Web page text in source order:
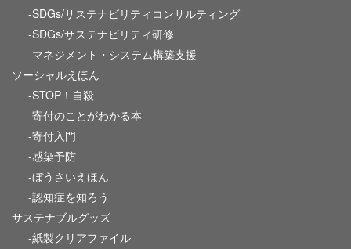
-SDGs/サステナビリティコンサルティング
-SDGs/サステナビリティ研修
-マネジメント・システム構築支援
ソーシャルえほん
-STOP！自殺
-寄付のことがわかる本
-寄付入門
-感染予防
-ぼうさいえほん
-認知症を知ろう
サステナブルグッズ
-紙製クリアファイル